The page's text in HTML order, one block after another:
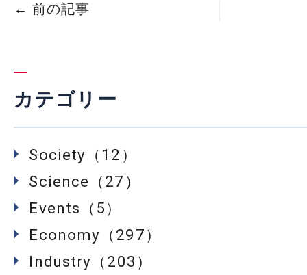
← 前の記事
カテゴリー
Society（12）
Science（27）
Events（5）
Economy（297）
Industry（203）